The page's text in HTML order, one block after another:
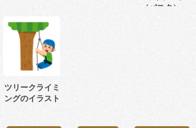
（パスタ）
ツリークライミ
ングのイラスト